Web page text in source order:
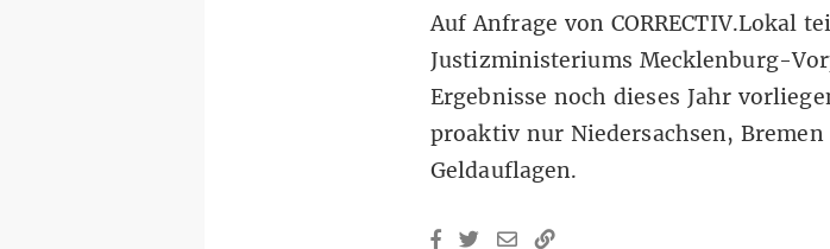
Auf Anfrage von CORRECTIV.Lokal
Justizministeriums Mecklenburg-
Ergebnisse noch dieses Jahr
proaktiv nur Niedersachsen,
Geldauflagen.